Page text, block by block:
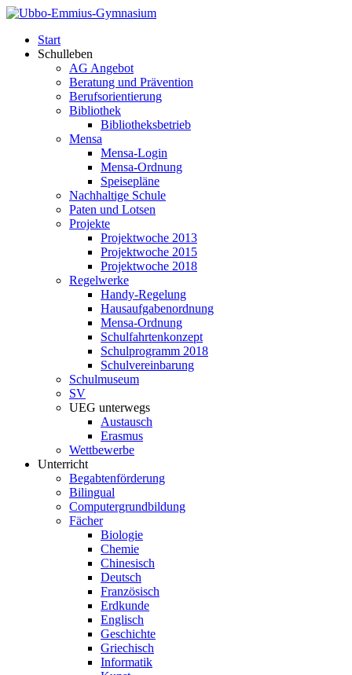
Start
Schulleben
AG Angebot
Beratung und Prävention
Berufsorientierung
Bibliothek
Bibliotheksbetrieb
Mensa
Mensa-Login
Mensa-Ordnung
Speisepläne
Nachhaltige Schule
Paten und Lotsen
Projekte
Projektwoche 2013
Projektwoche 2015
Projektwoche 2018
Regelwerke
Handy-Regelung
Hausaufgabenordnung
Mensa-Ordnung
Schulfahrtenkonzept
Schulprogramm 2018
Schulvereinbarung
Schulmuseum
SV
UEG unterwegs
Austausch
Erasmus
Wettbewerbe
Unterricht
Begabtenförderung
Bilingual
Computergrundbildung
Fächer
Biologie
Chemie
Chinesisch
Deutsch
Französisch
Erdkunde
Englisch
Geschichte
Griechisch
Informatik